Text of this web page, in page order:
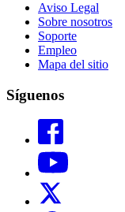
Aviso Legal
Sobre nosotros
Soporte
Empleo
Mapa del sitio
Síguenos